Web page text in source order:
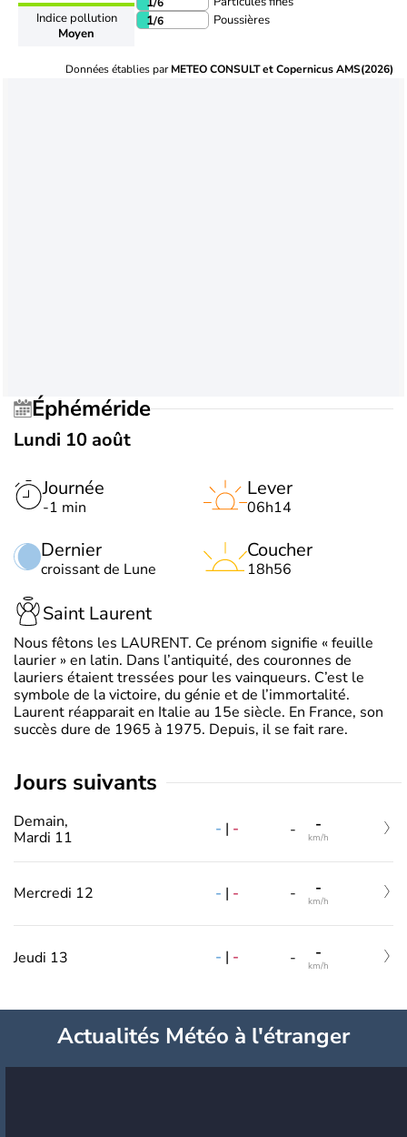
Indice pollution
Moyen
1/6 Poussières
Données établies parMETEO CONSULT et Copernicus AMS(2026)
Éphéméride
Lundi 10 août
Journée
-1 min
Dernier
croissant de Lune
Lever
06h14
Coucher
18h56
Saint Laurent
Nous fêtons les LAURENT. Ce prénom signifie « feuille
laurier » en latin. Dans l’antiquité, des couronnes de
lauriers étaient tressées pour les vainqueurs. C’est le
symbole de la victoire, du génie et de l’immortalité.
Laurent réapparait en Italie au 15e siècle. En France, son
succès dure de 1965 à 1975. Depuis, il se fait rare.
jours suivants
Demain,
Mardi 11
- | - - -
km/h
Mercredi 12 - | - - -
km/h
Jeudi 13 - | - - -
km/h
Actualités Météo à l'étranger